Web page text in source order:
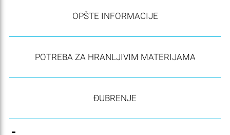
OPŠTE INFORMACIJE
POTREBA ZA HRANLJIVIM MATERIJAMA
ĐUBRENJE
-